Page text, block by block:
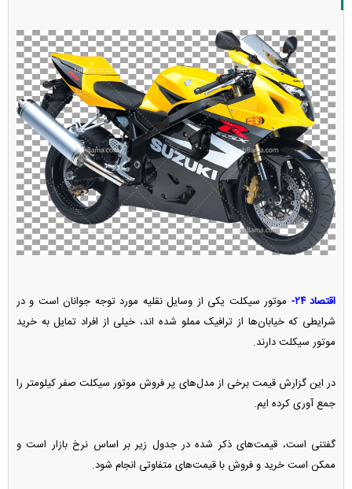
اقتصاد ۲۴-
موتور سیکلت یکی از وسایل نقلیه مورد توجه جوانان است و در
شرایطی که خیابان‌ها از ترافیک مملو شده اند، خیلی از افراد تمایل به خرید
موتور سیکلت دارند.
در این گزارش قیمت برخی از مدل‌های پر فروش موتور سیکلت صفر کیلومتر را
جمع آوری کرده ایم.
گفتنی است، قیمت‌های ذکر شده در جدول زیر بر اساس نرخ بازار است و
ممکن است خرید و فروش با قیمت‌های متفاوتی انجام شود.